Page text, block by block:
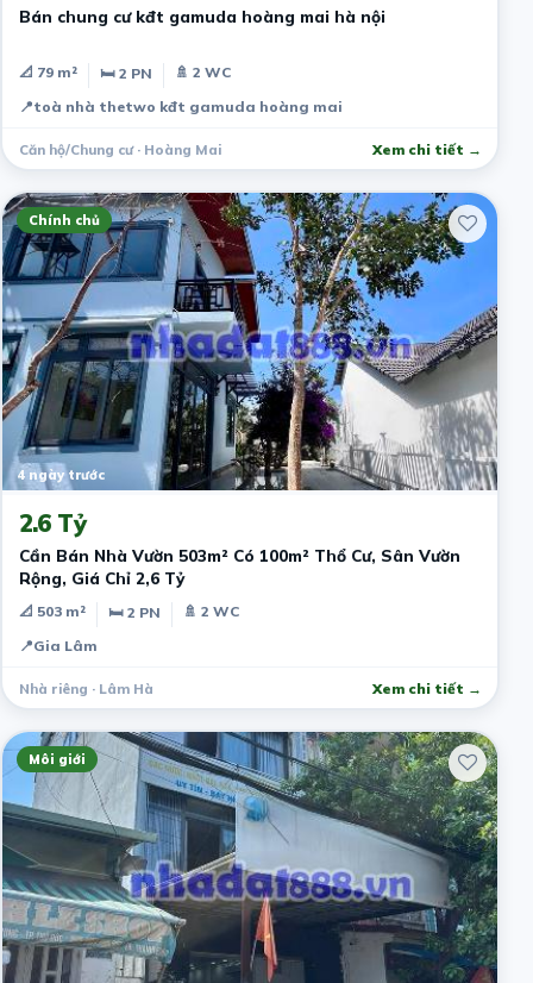
Bán chung cư kđt gamuda hoàng mai hà nội
📐 79 m² 🛏 2 PN
🚿 2 WC
📍toà nhà thetwo kđt gamuda hoàng mai
Căn hộ/Chung cư · Hoàng Mai Xem chi tiết →
Chính chủ
4 ngày trước
2.6 Tỷ
Cần Bán Nhà Vườn 503m² Có 100m² Thổ Cư, Sân Vườn
Rộng, Giá Chỉ 2,6 Tỷ
📐 503 m² 🛏 2 PN
🚿 2 WC
📍Gia Lâm
Nhà riêng · Lâm Hà Xem chi tiết →
Môi giới